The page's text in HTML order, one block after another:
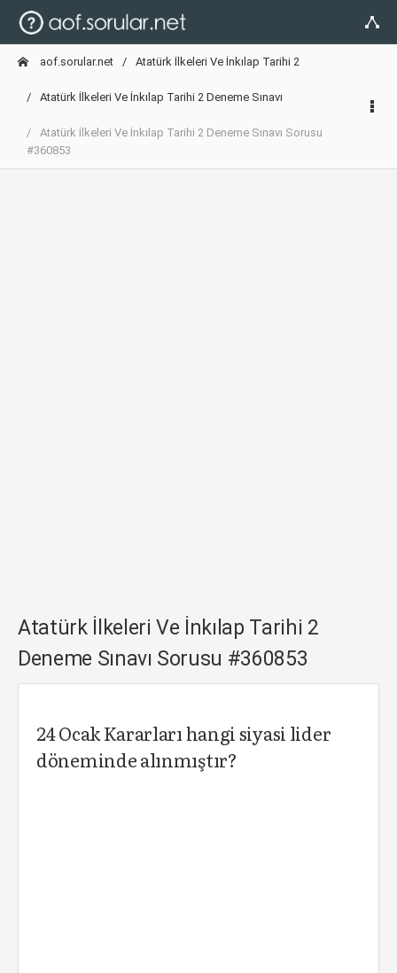
aof.sorular.net Atatürk İlkeleri Ve İnkılap Tarihi 2
Atatürk İlkeleri Ve İnkılap Tarihi 2 Deneme Sınavı
Atatürk İlkeleri Ve İnkılap Tarihi 2 Deneme Sınavı Sorusu
#360853
Atatürk İlkeleri Ve İnkılap Tarihi 2
Deneme Sınavı Sorusu #360853
24 Ocak Kararları hangi siyasi lider
döneminde alınmıştır?